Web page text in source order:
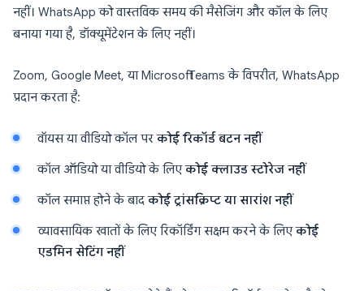
नहीं। WhatsApp को वास्तविक समय की मैसेजिंग और कॉल के लिए
बनाया गया है, डॉक्यूमेंटेशन के लिए नहीं।
Zoom, Google Meet, या Microsoft Teams के विपरीत, WhatsApp
प्रदान करता है:
वॉयस या वीडियो कॉल परकोई रिकॉर्ड बटन नहीं
कॉल ऑडियो या वीडियो के लिएकोई क्लाउड स्टोरेज नहीं
कॉल समाप्त होने के बादकोई ट्रांसक्रिप्ट या सारांश नहीं
व्यावसायिक खातों के लिए रिकॉर्डिंग सक्षम करने के लिएकोई
एडमिन सेटिंग नहीं